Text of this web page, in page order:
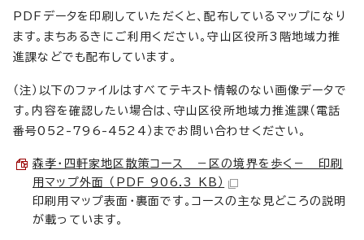
PDFデータを印刷していただくと、配布しているマップになり
ます。まちあるきにご利用ください。守山区役所3階地域力推
進課などでも配布しています。
（注）以下のファイルはすべてテキスト情報のない画像データで
す。内容を確認したい場合は、守山区役所地域力推進課（電話
番号052-796-4524）までお問い合わせください。
森孝・四軒家地区散策コース －区の境界を歩く－ 印刷
用マップ外面 （PDF 906.3 KB）
印刷用マップ表面・裏面です。コースの主な見どころの説明
が載っています。